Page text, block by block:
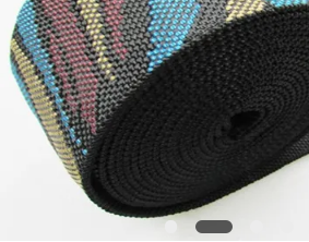
PRIVASI